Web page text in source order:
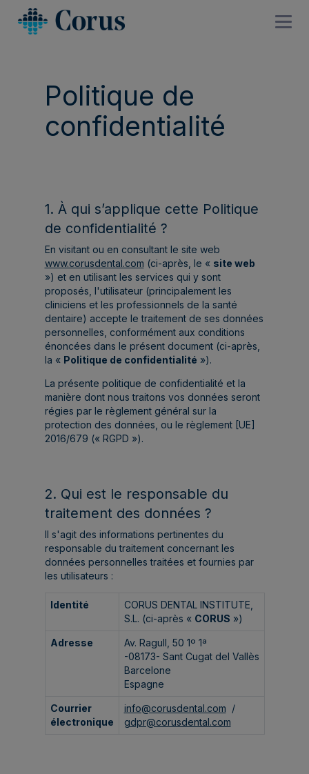
Politique de
confidentialité
1. À qui s’applique cette Politique
de confidentialité ?
En visitant ou en consultant le site web
www.corusdental.com (ci-après, le « site web
») et en utilisant les services qui y sont
proposés, l'utilisateur (principalement les
cliniciens et les professionnels de la santé
dentaire) accepte le traitement de ses données
personnelles, conformément aux conditions
énoncées dans le présent document (ci-après,
la « Politique de confidentialité »).
La présente politique de confidentialité et la
manière dont nous traitons vos données seront
régies par le règlement général sur la
protection des données, ou le règlement [UE]
2016/679 (« RGPD »).
2. Qui est le responsable du
traitement des données ?
Il s'agit des informations pertinentes du
responsable du traitement concernant les
données personnelles traitées et fournies par
les utilisateurs :
Identité
CORUS DENTAL INSTITUTE,
S.L. (ci-après « CORUS »)
Adresse
Av. Ragull, 50 1º 1ª
-08173- Sant Cugat del Vallès
Barcelone
Espagne
Courrier
électronique
info@corusdental.com /
gdpr@corusdental.com